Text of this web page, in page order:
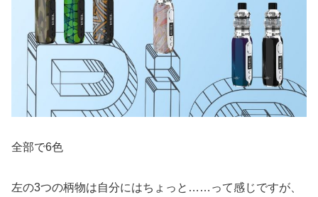
全部で6色
左の3つの柄物は自分にはちょっと……って感じですが、